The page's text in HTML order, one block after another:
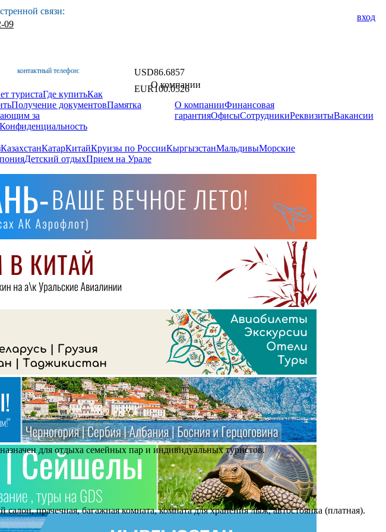
вход
связи:
09
контактный телефон: USD86.6857
EUR100.0526
туристаГде купитьКак
Получение документовПамятка
за
Конфиденциальность
О компании
О компанииФинансовая
гарантияОфисыСотрудникиРеквизитыВакансии
КазахстанКатарКитайКруизы по РоссииКыргызстанМальдивыМорские
Детский отдыхПрием на Урале
для отдыха семейных пар и индивидуальных туристов.
прачечная, багажная комната, комната для хранения лыж, автостоянка (платная).